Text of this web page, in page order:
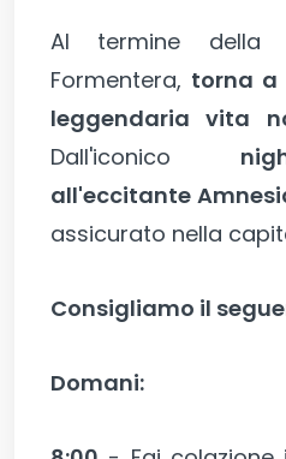
Al termine
Formentera, torna a
leggendaria vita
Dall'iconico
all'eccitante
assicurato nella
Consigliamo il
Domani: